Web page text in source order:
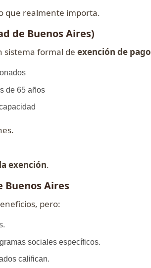
que realmente importa.
de Buenos Aires)
sistema formal de exención de pago
de 65 años
exención.
Buenos Aires
pero:
sociales específicos.
califican.